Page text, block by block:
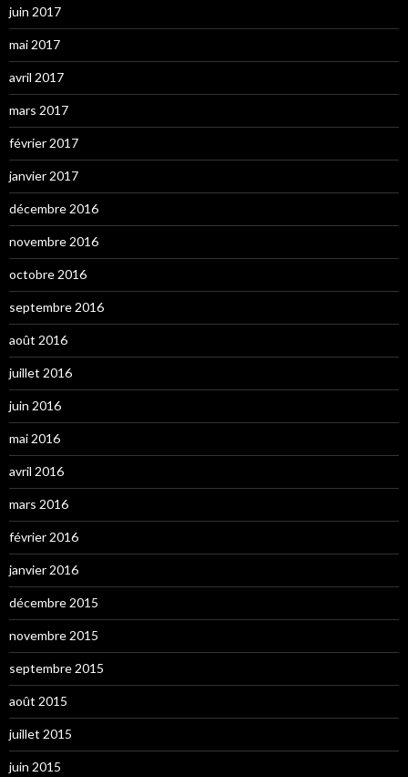
juin 2017
mai 2017
avril 2017
mars 2017
février 2017
janvier 2017
décembre 2016
novembre 2016
octobre 2016
septembre 2016
août 2016
juillet 2016
juin 2016
mai 2016
avril 2016
mars 2016
février 2016
janvier 2016
décembre 2015
novembre 2015
septembre 2015
août 2015
juillet 2015
juin 2015